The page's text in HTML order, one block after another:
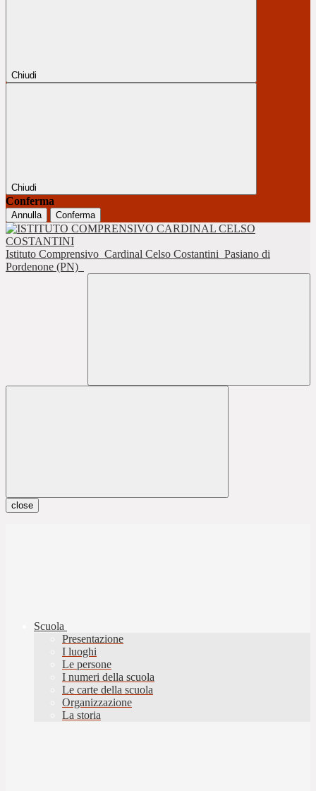
Chiudi
Chiudi
Conferma
Annulla Conferma
Istituto Comprensivo Cardinal Celso Costantini Pasiano di
Pordenone (PN)
close
Scuola
Presentazione
I luoghi
Le persone
I numeri della scuola
Le carte della scuola
Organizzazione
La storia